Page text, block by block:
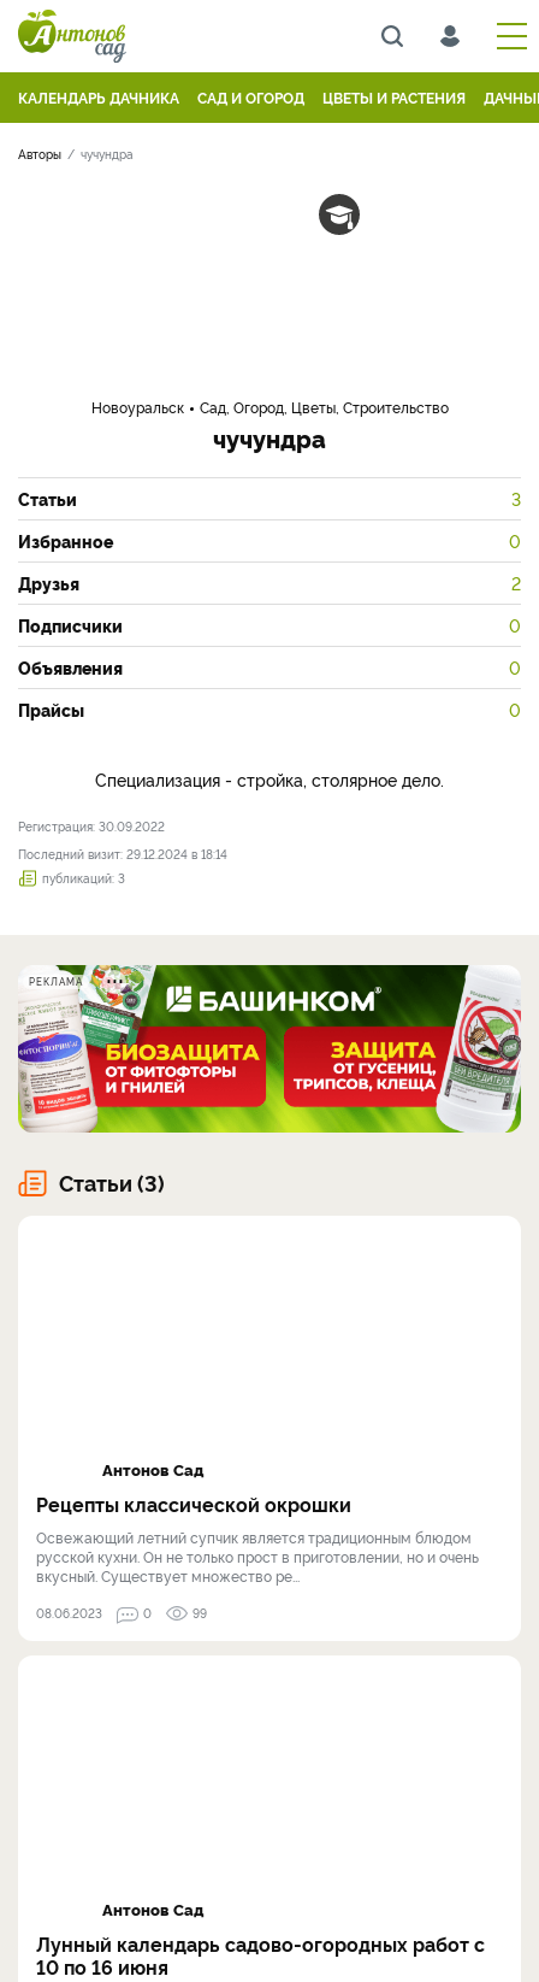
КАЛЕНДАРЬ ДАЧНИКА САД И ОГОРОД ЦВЕТЫ И РАСТЕНИЯ
Авторы чучундра
Новоуральск Сад, Огород, Цветы, Строительство
чучундра
Статьи 3
Избранное 0
Друзья 2
Подписчики 0
Объявления 0
Прайсы 0
Специализация - стройка, столярное дело.
Регистрация: 30.09.2022
Последний визит: 29.12.2024 в 18:14
публикаций: 3
РЕКЛАМА
Статьи (3)
Антонов Сад
Рецепты классической окрошки
Освежающий летний супчик является традиционным блюдом
русской кухни. Он не только прост в приготовлении, но и очень
вкусный. Существует множество ре...
08.06.2023 0 99
Антонов Сад
Лунный календарь садово-огородных работ с
10 по 16 июня